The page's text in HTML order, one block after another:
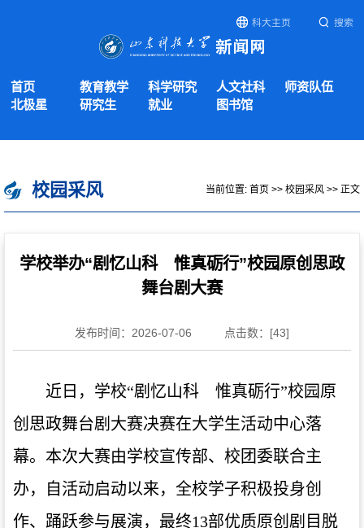
科大主页 搜索
首页 教育教学 科学研究 人文社科
师资队伍
北极星
研究生 就业 图书馆
校园采风 当前位置: 首页 >> 校园采风 >> 正文
学校举办“剧忆山科 惟真砺行”校园原创思政
舞台剧大赛
发布时间：2026-07-06 点击数：[43]
近日，学校“剧忆山科 惟真砺行”校园原
创思政舞台剧大赛决赛在大学生活动中心落
幕。本次大赛由学校宣传部、校团委联合主
办，自活动启动以来，全校学子积极投身创
作、踊跃参与展演，最终13部优质原创剧目脱